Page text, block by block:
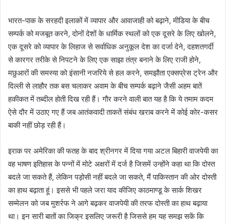
भारत-पाक के सरहदी इलाकों में व्यापार और आवाजाही को बढ़ाने, मीडिया के बीच
सम्पर्क को मजबूत करने, दोनों देशों के धार्मिक स्थलों को एक दूसरे के लिए खोलने,
एक दूसरे को व्यापार के लिहाज से सर्वाधिक अनुकूल देश का दर्जा देने, दहशतगर्दी
से कारगर तरीके से निपटने के लिए एक साझा तंत्र बनाने के लिए राजी होने,
मछुआरों की समस्या को इंसानी नजरिये से हल करने, समझौता एक्सप्रेस ट्रेन और
दिल्ली से लाहौर तक बस चलाकर अवाम के बीच सम्पर्क बढ़ाने जैसी अहम बातें
हकीकत में तब्दील होती दिख रही हैं। गौर करने वाली बात यह है कि ये तमाम कदम
ऐसे दौर में उठाए गए हैं जब आतंकवादी ताकतें संबंध खराब करने में कोई कोर-कसर
बाकी नहीं छोड़ रही हैं।
इराक पर अमेरिका की फतह के बाद श्रीनगर में दिया गया अटल बिहारी वाजपेयी का
वह भाषण इतिहास के पन्नों में मोटे अक्षरों में दर्ज है जिसमें उन्होंने कहा था कि दोस्त
बदले जा सकते हैं, लेकिन पड़ोसी नहीं बदले जा सकते, मैं पाकिस्तान की ओर दोस्ती
का हाथ बढ़ाता हूं। इससे भी पहले जरा याद कीजिए काठमाण्डू के सार्क शिखर
सम्मेलन को जब मुशर्रफ ने आगे बढ़कर वाजपेयी की तरफ दोस्ती का हाथ बढ़ाया
था। इन सारी बातों का जिक्र इसलिए जरूरी है जिससे हम यह समझ सकें कि